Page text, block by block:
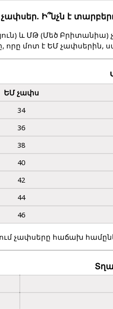
Ի՞նչն է
և ՄԹ (Մեծ
, որը մոտ է ԵՄ չափսերին,
ԵՄ չափս
34
36
38
40
42
44
46
չափսերը հաճախ